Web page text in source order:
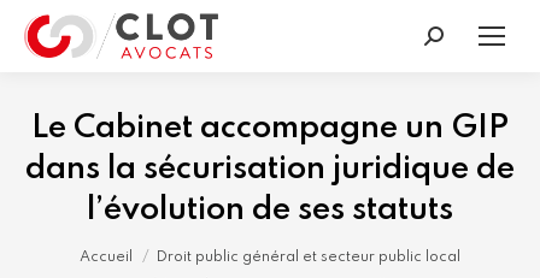
Recherche
Le Cabinet accompagne un GIP
dans la sécurisation juridique de
l’évolution de ses statuts
Vous êtes ici :
Accueil
Droit public général et secteur public local